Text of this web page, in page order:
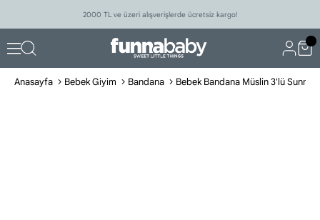
2000 TL ve üzeri alışverişlerde ücretsiz kargo!
Anasayfa Bebek Giyim Bandana Bebek Bandana Müslin 3'lü Sunny